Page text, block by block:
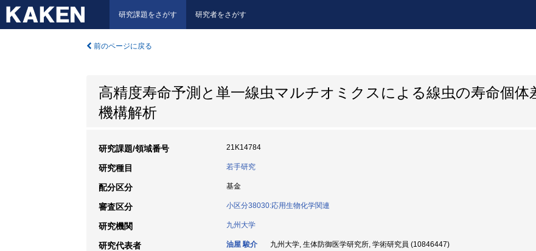
研究課題をさがす 研究者をさがす
前のページに戻る
高精度寿命予測と単一線虫マルチオミクスによる線虫の寿命個体
機構解析
研究課題/領域番号 21K14784
研究種目 若手研究
配分区分 基金
審査区分 小区分38030:応用生物化学関連
研究機関 九州大学
研究代表者 油屋 駿介 九州大学, 生体防御医学研究所, 学術研究員 (10846447)